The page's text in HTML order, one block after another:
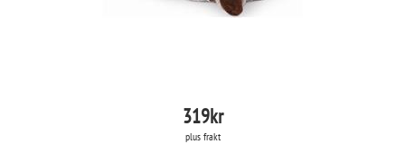
319kr
plus frakt